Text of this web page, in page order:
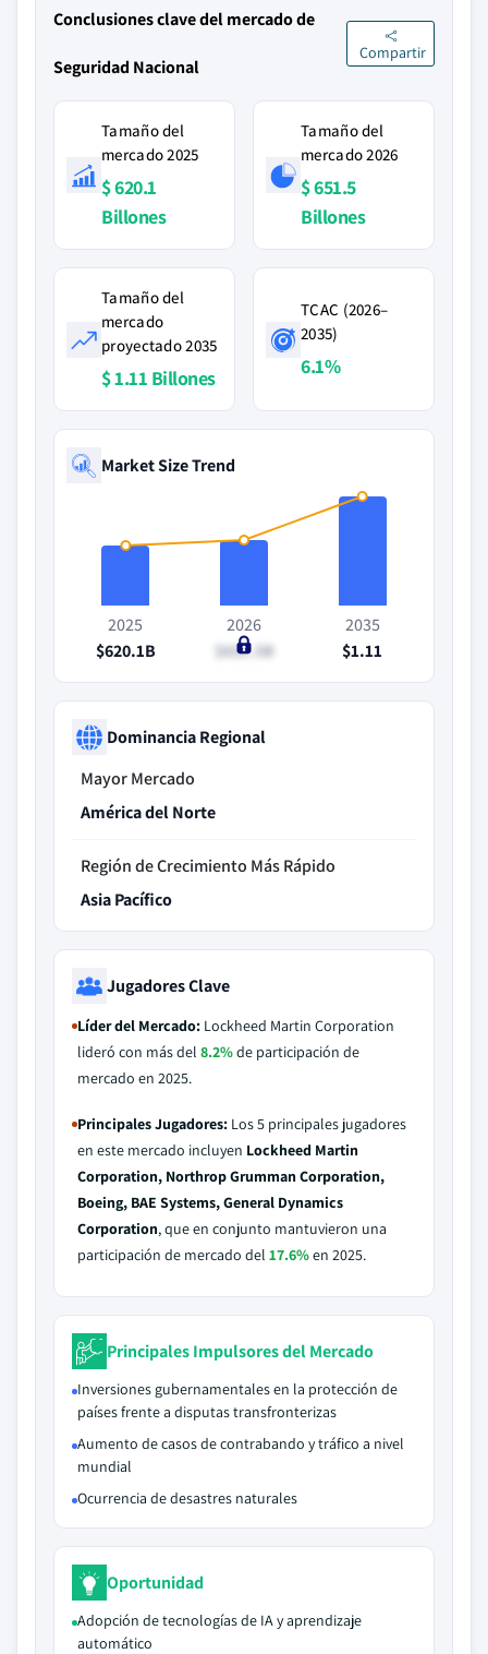
Conclusiones clave del mercado de
Seguridad Nacional
Compartir
Tamaño del
mercado 2025
$ 620.1
Billones
Tamaño del
mercado 2026
$ 651.5
Billones
Tamaño del
mercado
proyectado 2035
$ 1.11 Billones
TCAC (2026–
2035)
6.1%
Market Size Trend
2025
$620.1B
2026
$651.5B
2035
$1.11
Dominancia Regional
Mayor Mercado
América del Norte
Región de Crecimiento Más Rápido
Asia Pacífico
Jugadores Clave
Líder del Mercado: Lockheed Martin Corporation
lideró con más del 8.2%de participación de
mercado en 2025.
Principales Jugadores: Los 5 principales jugadores
en este mercado incluyen Lockheed Martin
Corporation, Northrop Grumman Corporation,
Boeing, BAE Systems, General Dynamics
Corporation, que en conjunto mantuvieron una
participación de mercado del 17.6%en 2025.
Principales Impulsores del Mercado
Inversiones gubernamentales en la protección de
países frente a disputas transfronterizas
Aumento de casos de contrabando y tráfico a nivel
mundial
Ocurrencia de desastres naturales
Oportunidad
Adopción de tecnologías de IA y aprendizaje
automático